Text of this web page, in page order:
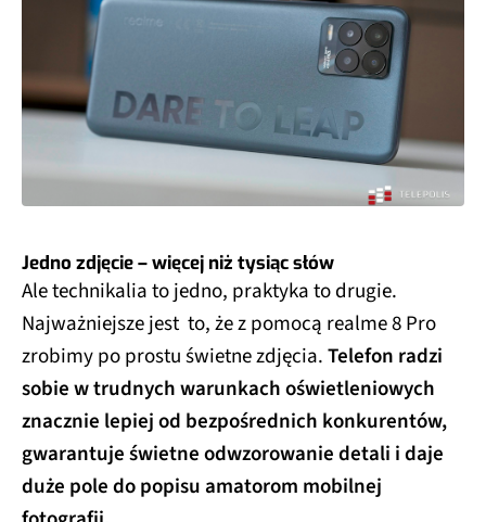
Jedno zdjęcie – więcej niż tysiąc słów
Ale technikalia to jedno, praktyka to drugie.
Najważniejsze jest to, że z pomocą realme 8 Pro
zrobimy po prostu świetne zdjęcia.Telefon radzi
sobie w trudnych warunkach oświetleniowych
znacznie lepiej od bezpośrednich konkurentów,
gwarantuje świetne odwzorowanie detali i daje
duże pole do popisu amatorom mobilnej